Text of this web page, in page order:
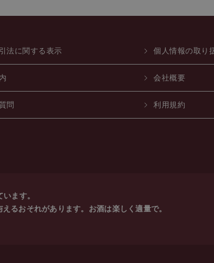
法に関する表示 個人情報の取り
会社概要
問 利用規約
ます。
るおそれがあります。お酒は楽しく適量で。